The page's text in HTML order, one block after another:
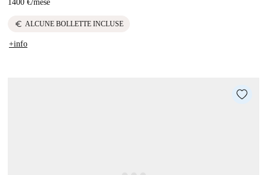
1400 €/mese
euro ALCUNE BOLLETTE INCLUSE
+info